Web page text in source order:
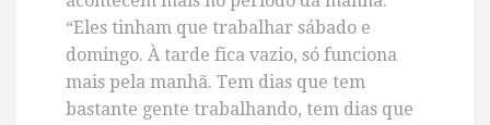
“Eles tinham que trabalhar sábado e
domingo. À tarde fica vazio, só funciona
mais pela manhã. Tem dias que tem
bastante gente trabalhando, tem dias que